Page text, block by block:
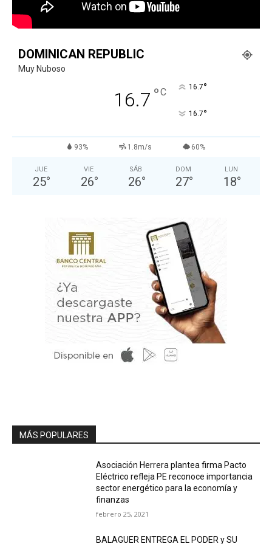
DOMINICAN REPUBLIC
Muy Nuboso
16.7 °C 16.7°
16.7°
93% 1.8m/s 60%
JUE
25°
VIE
26°
SÁB
26°
DOM
27°
LUN
18°
MÁS POPULARES
Asociación Herrera plantea firma Pacto
Eléctrico refleja PE reconoce importancia
sector energético para la economía y
finanzas
febrero 25, 2021
BALAGUER ENTREGA EL PODER y SU